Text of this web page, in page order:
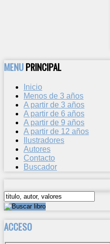
MENUPRINCIPAL
Inicio
Menos de 3 años
A partir de 3 años
A partir de 6 años
A partir de 9 años
A partir de 12 años
Ilustradores
Autores
Contacto
Buscador
ACCESO